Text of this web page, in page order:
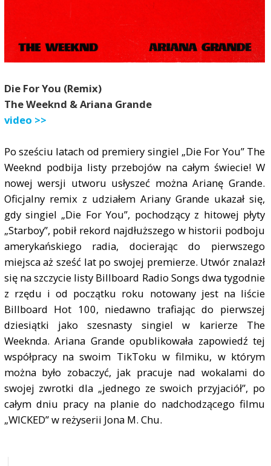
Die For You (Remix)
The Weeknd & Ariana Grande
video >>
Po sześciu latach od premiery singiel „Die For You” The
Weeknd podbija listy przebojów na całym świecie! W
nowej wersji utworu usłyszeć można Arianę Grande.
Oficjalny remix z udziałem Ariany Grande ukazał się,
gdy singiel „Die For You”, pochodzący z hitowej płyty
„Starboy”, pobił rekord najdłuższego w historii podboju
amerykańskiego radia, docierając do pierwszego
miejsca aż sześć lat po swojej premierze. Utwór znalazł
się na szczycie listy Billboard Radio Songs dwa tygodnie
z rzędu i od początku roku notowany jest na liście
Billboard Hot 100, niedawno trafiając do pierwszej
dziesiątki jako szesnasty singiel w karierze The
Weeknda. Ariana Grande opublikowała zapowiedź tej
współpracy na swoim TikToku w filmiku, w którym
można było zobaczyć, jak pracuje nad wokalami do
swojej zwrotki dla „jednego ze swoich przyjaciół”, po
całym dniu pracy na planie do nadchodzącego filmu
„WICKED” w reżyserii Jona M. Chu.